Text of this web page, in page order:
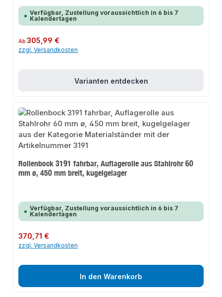
Verfügbar, Zustellung voraussichtlich in 6 bis 7
Kalendertagen
Regulärer Preis:
Ab305,99 €
zzgl. Versandkosten
Varianten entdecken
Rollenbock 3191 fahrbar, Auflagerolle aus Stahlrohr 60
mm ø, 450 mm breit, kugelgelager
Verfügbar, Zustellung voraussichtlich in 6 bis 7
Kalendertagen
Regulärer Preis:
370,71 €
zzgl. Versandkosten
In den Warenkorb